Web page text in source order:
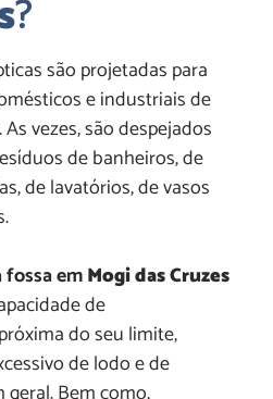
?
são projetadas para
e industriais de
vezes, são despejados
de banheiros, de
de lavatórios, de vasos
fossa emMogi das Cruzes
de
do seu limite,
de lodo e de